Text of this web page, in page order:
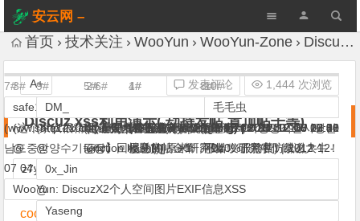
安云网 –
AnYun.ORG
首页 技术关注 WooYun WooYun-Zone Discuz xss利用演示( 劫持发帖,置顶帖子等)
Discuz xss利用演示( 劫持发帖,置顶帖子等)
发表评论 1,444 次浏览
A+
貌似zone里面有个discuz 如何post 发帖的帖子
[link href=”WooYun: Discuz! 储存型XSS可指定用户盗取
cookies“] www.wooyun.org/bugs/wooyun-2010-
1#
(轻抚菊花，笑而不语) |2012-12-06 19:10
楼主Mjj +1
2#
(小胖子首席鉴黄师) |2012-12-06 19:10
@
顶~LZ好人，看片留种,哈哈哈，高清无码 求楼下+1
3#
期待爱
(这个家伙很精明 连条内裤也没有留下！！！) |2012-12-06 22:08
@
z7y
看片留种,菊花不捅。
4#
(科普是一种公益行为) |2012-12-06 23:31
尼马的 原来研究Dz 发了黑客防线么？
5#
(世上人多心不齐) |2012-12-07 00:14
function hash(){
for(i in links){
6#
(看黄片 到 www.yaseng.org) |2012-12-07 00:50
@
不错 这个简单多了
7#
safe121
(www.safe121.com重開【조선민주주의인민공화국평양직할시평안
남도중앙양수기공장】回收懸賞帖金幣，收40%服務費) |2012-12-
07 04:45
WooYun: DiscuzX2个人空间图片EXIF信息XSS
8#
冉冉升起
(….ing) |2012-12-10 17:42
不错！
9#
DM_
(http://x0day.me) |2012-12-10 21:00
@
0x_Jin
@
Yaseng
10#
毛毛虫
|2015-12-25 00:16
不错，研究中！谢谢大牛！